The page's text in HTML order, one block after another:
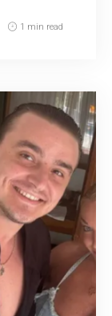
1 min read